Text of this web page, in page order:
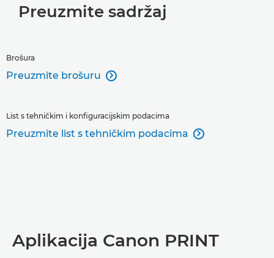
Preuzmite sadržaj
Brošura
Preuzmite brošuru 
List s tehničkim i konfiguracijskim podacima
Preuzmite list s tehničkim podacima 
Aplikacija Canon PRINT